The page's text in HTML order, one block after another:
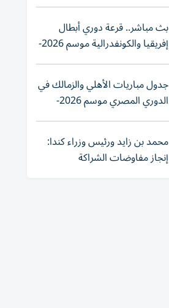
بث مباشر.. قرعة دوري أبطال
إفريقيا والكونفدرالية موسم 2026-
2027
جدول مباريات الأهلي والزمالك في
الدوري المصري موسم 2026-
2027
محمد بن زايد ورئيس وزراء كندا:
إنجاز مفاوضات الشراكة